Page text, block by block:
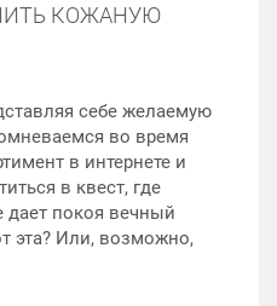
КОЖАНУЮ
себе желаемую
во время
в интернете и
в квест, где
дает покоя вечный
эта? Или, возможно,